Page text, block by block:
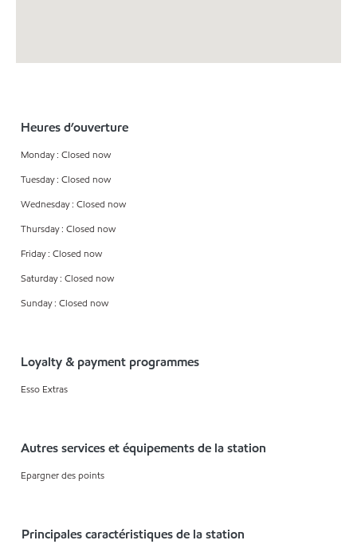
Heures d’ouverture
Monday : Closed now
Tuesday : Closed now
Wednesday : Closed now
Thursday : Closed now
Friday : Closed now
Saturday : Closed now
Sunday : Closed now
Loyalty & payment programmes
Esso Extras
Autres services et équipements de la station
Epargner des points
Principales caractéristiques de la station